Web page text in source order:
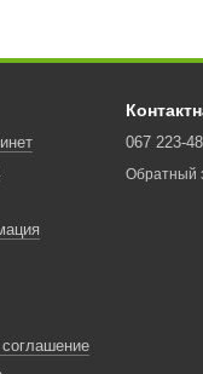
067 223-
Обратный